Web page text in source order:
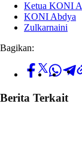
Ketua KONI
KONI Abdya
Zulkarnaini
Bagikan:
Berita Terkait